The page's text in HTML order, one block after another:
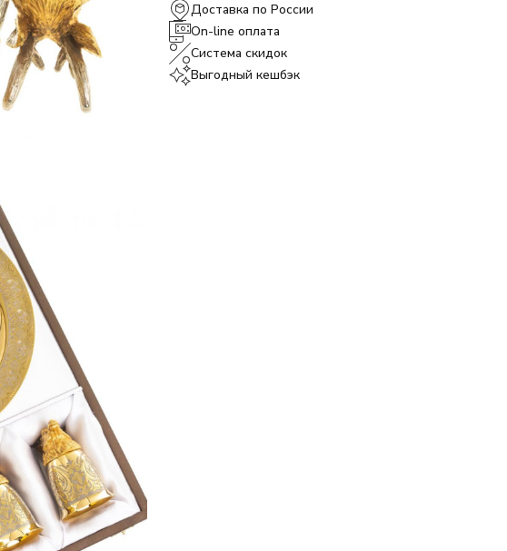
Доставка по России
On-line оплата
Система скидок
Выгодный кешбэк